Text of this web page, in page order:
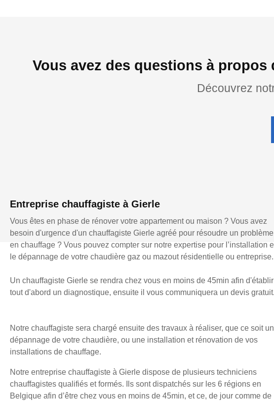
Vous avez des questions à
Découvrez
Entreprise chauffagiste à Gierle
Vous êtes en phase de rénover votre appartement ou maison ? Vous avez
besoin d'urgence d'un chauffagiste Gierle agréé pour résoudre un problème
en chauffage ? Vous pouvez compter sur notre expertise pour l’installation
le dépannage de votre chaudière gaz ou mazout résidentielle ou entreprise.
Un chauffagiste Gierle se rendra chez vous en moins de 45min afin d'établir
tout d'abord un diagnostique, ensuite il vous communiquera un devis gratuit.
Notre chauffagiste sera chargé ensuite des travaux à réaliser, que ce soit un
dépannage de votre chaudière, ou une installation et rénovation de vos
installations de chauffage.
Notre entreprise chauffagiste à Gierle dispose de plusieurs techniciens
chauffagistes qualifiés et formés. Ils sont dispatchés sur les 6 régions en
Belgique afin d’être chez vous en moins de 45min, et ce, de jour comme de